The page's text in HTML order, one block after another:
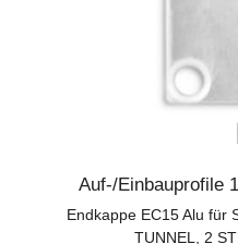
Auf-/Einbauprofile
Endkappe EC15 Alu für
TUNNEL, 2